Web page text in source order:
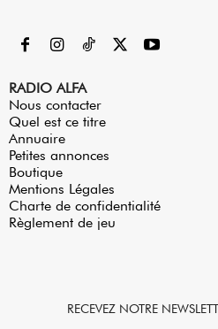
RADIO ALFA
Nous contacter
Quel est ce titre
Annuaire
Petites annonces
Boutique
Mentions Légales
Charte de confidentialité
Règlement de jeu
RECEVEZ NOTRE